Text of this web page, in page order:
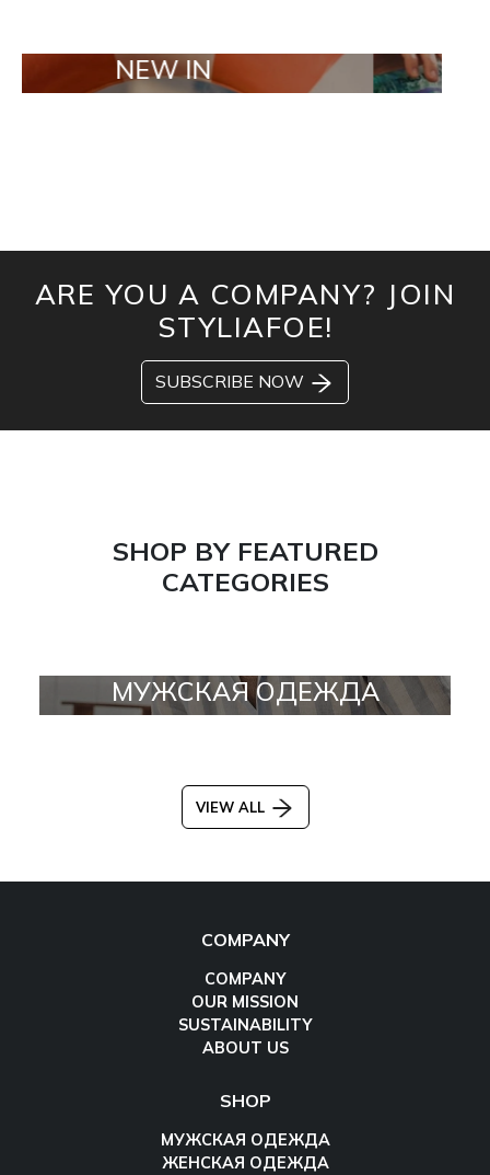
NEW IN TAILOR
ARE YOU A COMPANY? JOIN
STYLIAFOE!
SUBSCRIBE NOW
SHOP BY FEATURED
CATEGORIES
МУЖСКАЯ ОДЕЖДА
VIEW ALL
COMPANY
COMPANY
OUR MISSION
SUSTAINABILITY
ABOUT US
SHOP
МУЖСКАЯ ОДЕЖДА
ЖЕНСКАЯ ОДЕЖДА